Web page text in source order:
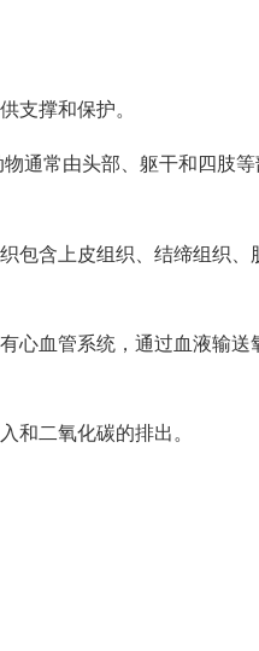
支撑和保护。
通常由头部、躯干和四肢
包含上皮组织、结缔组织、
心血管系统，通过血液输送
和二氧化碳的排出。